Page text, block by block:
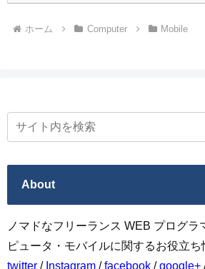
ホーム Computer Mobile
About
ノマドなフリーランス WEB プログラ
ピュータ・モバイルに関するお役立ち
twitter / Instagram /facebook /google+